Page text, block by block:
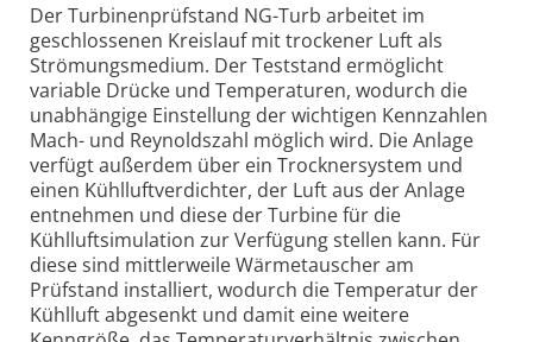
Der Turbinenprüfstand NG-Turb arbeitet im
geschlossenen Kreislauf mit trockener Luft als
Strömungsmedium. Der Teststand ermöglicht
variable Drücke und Temperaturen, wodurch die
unabhängige Einstellung der wichtigen Kennzahlen
Mach- und Reynoldszahl möglich wird. Die Anlage
verfügt außerdem über ein Trocknersystem und
einen Kühlluftverdichter, der Luft aus der Anlage
entnehmen und diese der Turbine für die
Kühlluftsimulation zur Verfügung stellen kann. Für
diese sind mittlerweile Wärmetauscher am
Prüfstand installiert, wodurch die Temperatur der
Kühlluft abgesenkt und damit eine weitere